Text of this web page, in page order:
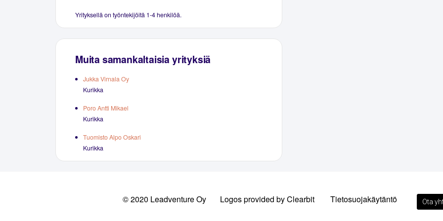
Yrityksellä on työntekijöitä 1-4 henkilöä.
Muita samankaltaisia yrityksiä
Jukka Virnala Oy
Kurikka
Poro Antti Mikael
Kurikka
Tuomisto Alpo Oskari
Kurikka
© 2020 Leadventure Oy Logos provided by Clearbit Tietosuojakäytäntö Ota